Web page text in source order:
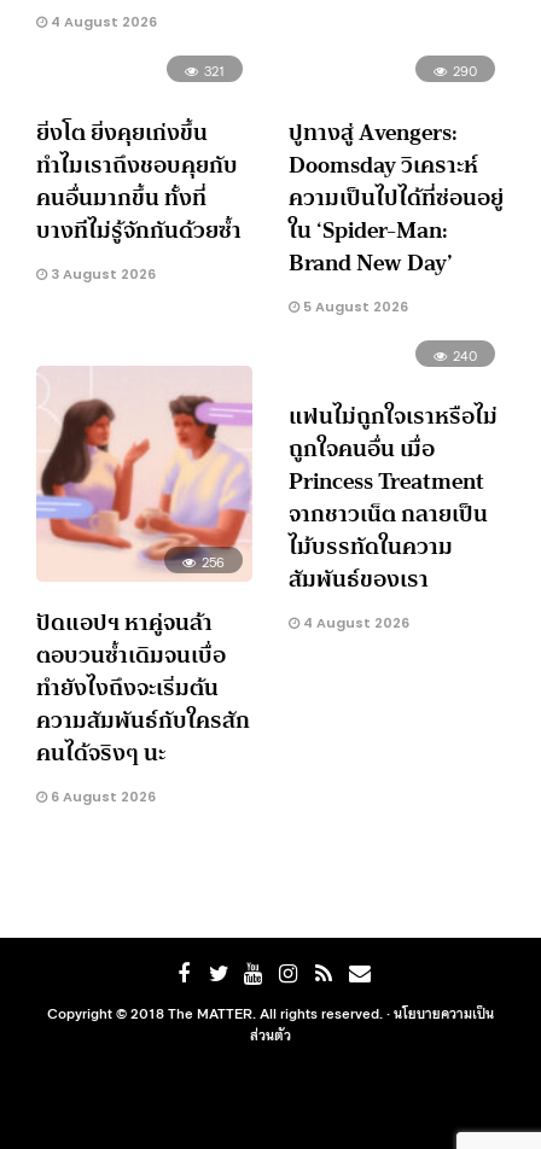
4 August 2026
321
ยิ่งโต ยิ่งคุยเก่งขึ้น
ทำไมเราถึงชอบคุยกับ
คนอื่นมากขึ้น ทั้งที่
บางทีไม่รู้จักกันด้วยซ้ำ
3 August 2026
290
ปูทางสู่ Avengers:
Doomsday วิเคราะห์
ความเป็นไปได้ที่ซ่อนอยู่
ใน ‘Spider-Man:
Brand New Day’
5 August 2026
256
ปัดแอปฯ หาคู่จนล้า
ตอบวนซ้ำเดิมจนเบื่อ
ทำยังไงถึงจะเริ่มต้น
ความสัมพันธ์กับใครสัก
คนได้จริงๆ นะ
6 August 2026
240
แฟนไม่ถูกใจเราหรือไม่
ถูกใจคนอื่น เมื่อ
Princess Treatment
จากชาวเน็ต กลายเป็น
ไม้บรรทัดในความ
สัมพันธ์ของเรา
4 August 2026
Copyright © 2018 The MATTER. All rights reserved. ·นโยบายความเป็น
ส่วนตัว